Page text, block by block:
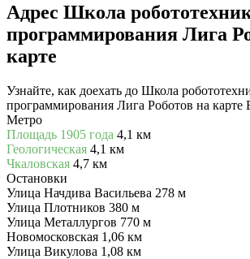
Адрес Школа
программирования Лига
карте
Узнайте, как доехать до Школа
программирования Лига Роботов на карте
Метро
Площадь 1905 года 4,1 км
Геологическая 4,1 км
Чкаловская 4,7 км
Остановки
Улица Начдива Васильева 278 м
Улица Плотников 380 м
Улица Металлургов 770 м
Новомосковская 1,06 км
Улица Викулова 1,08 км